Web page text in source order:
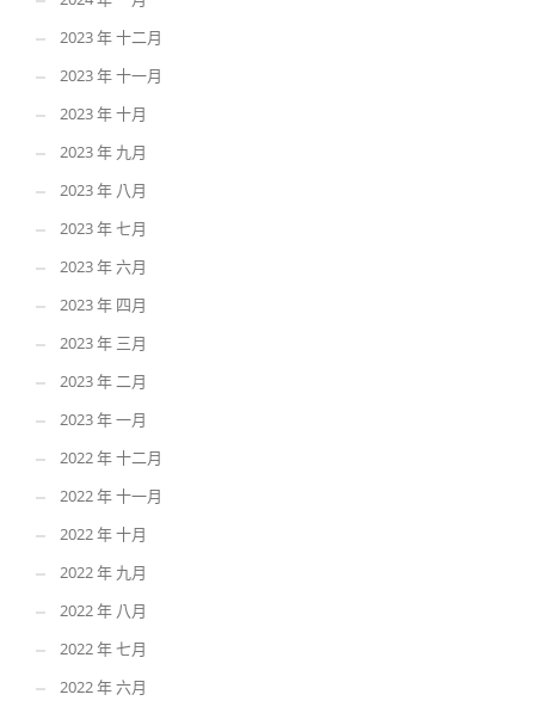
2023 年 十二月
2023 年 十一月
2023 年 十月
2023 年 九月
2023 年 八月
2023 年 七月
2023 年 六月
2023 年 四月
2023 年 三月
2023 年 二月
2023 年 一月
2022 年 十二月
2022 年 十一月
2022 年 十月
2022 年 九月
2022 年 八月
2022 年 七月
2022 年 六月